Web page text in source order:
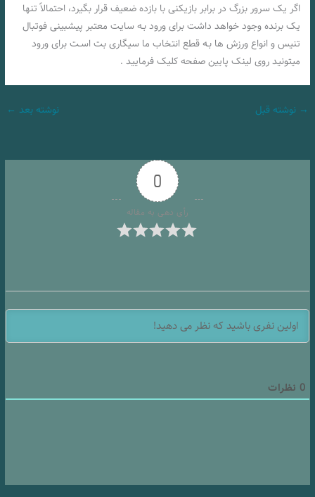
اگر یک سرور بزرگ در برابر بازیکنی با بازده ضعیف قرار بگیرد، احتمالاً تنها
یک برنده وجود خواهد داشت برای ورود بـه سایت معتبر پیشبینی فوتبال
تنیس و انواع ورزش ها بـه قطع انتخاب ما سیگاری بت اسـت برای ورود
میتونید روی لینک پایین صفحه کلیک فرمایید .
→ نوشته قبل نوشته بعد ←
0
رأی دهی به مقاله
0 نظرات